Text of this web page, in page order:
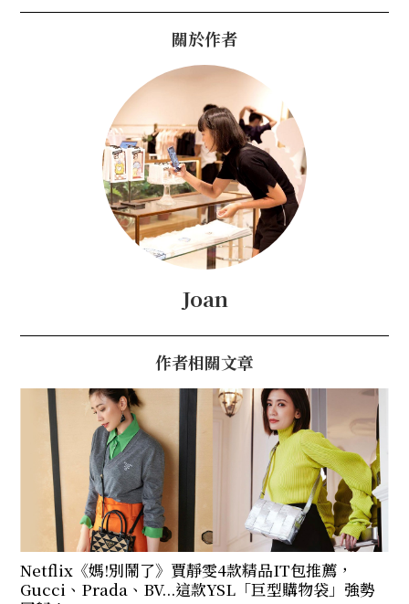
關於作者
Joan
作者相關文章
Netflix《媽!別鬧了》賈靜雯4款精品IT包推薦，
Gucci、Prada、BV...這款YSL「巨型購物袋」強勢